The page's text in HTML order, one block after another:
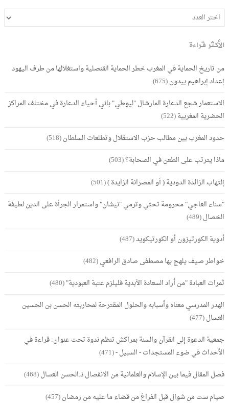
الأكثر قراءة
من تاريخ الحماية في المغرب خطر الحماية القنصلية واستغلالها من طرف اليهود
إعداد إبراهيم بيدون(675)
الاستعمار شجع الدعارة المارشال "ليوطي" باني أحياء الدعارة في مختلف المراكز
الحضرية المغربية(522)
حدود المغرب بين مطالب حزب الاستقلال وتطلعات السلطان(518)
ماذا يترتب على الطعن في الصحابة؟(503)
إلتهاب الزائدة الدودية ( أو المصرانة الزايدة )(501)
"سناء العاجي" محرومة تحثي وترمي "نيشان" واستمرار الجرأة على الدين لطيفة
الخصال(489)
أدوية الكورتيزون أو الكورتيكويد(487)
خواطر صيف يلهج بها مصطفى صادق الرافعي(482)
ثمرات العبادة "من أراد السعادة الأبدية فليلزم عتبة العبودية"(480)
الهدر المدرسي معناه وأسبابه والحلول المقترحة لمحاربته الحسن بن الحسين
العسال(477)
جمعية الدعوة إلى القرآن والسنة بمراكش تنظم ندوة تحت عنوان: قراءة في
الأحداث في ضوء المستجدات - السبيل -(471)
فصل المقال فيما بين الإسلام والعلمانية من الانفصال ذ.الحسن العسال(468)
صيام ست من شوال قبل الفراغ من قضاء ما عليه من رمضان(457)